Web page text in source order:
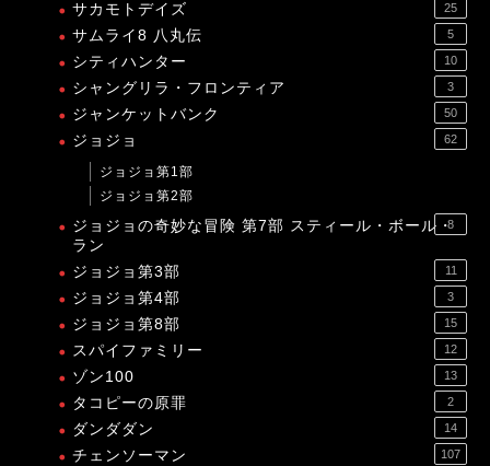
サカモトデイズ 25
サムライ8 八丸伝 5
シティハンター 10
シャングリラ・フロンティア 3
ジャンケットバンク 50
ジョジョ 62
ジョジョ第1部
ジョジョ第2部
ジョジョの奇妙な冒険 第7部 スティール・ボール・
ラン
8
ジョジョ第3部 11
ジョジョ第4部 3
ジョジョ第8部 15
スパイファミリー 12
ゾン100 13
タコピーの原罪 2
ダンダダン 14
チェンソーマン 107